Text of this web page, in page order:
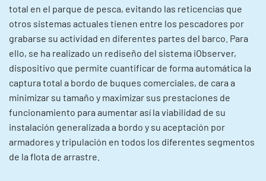
total en el parque de pesca, evitando las reticencias que
otros sistemas actuales tienen entre los pescadores por
grabarse su actividad en diferentes partes del barco. Para
ello, se ha realizado un rediseño del sistema iObserver,
dispositivo que permite cuantificar de forma automática la
captura total a bordo de buques comerciales, de cara a
minimizar su tamaño y maximizar sus prestaciones de
funcionamiento para aumentar así la viabilidad de su
instalación generalizada a bordo y su aceptación por
armadores y tripulación en todos los diferentes segmentos
de la flota de arrastre.